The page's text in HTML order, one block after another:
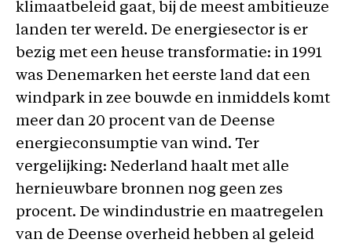
klimaatbeleid gaat, bij de meest ambitieuze
landen ter wereld. De energiesector is er
bezig met een heuse transformatie: in 1991
was Denemarken het eerste land dat een
windpark in zee bouwde en inmiddels komt
meer dan 20 procent van de Deense
energieconsumptie van wind. Ter
vergelijking: Nederland haalt met alle
hernieuwbare bronnen nog geen zes
procent. De windindustrie en maatregelen
van de Deense overheid hebben al geleid